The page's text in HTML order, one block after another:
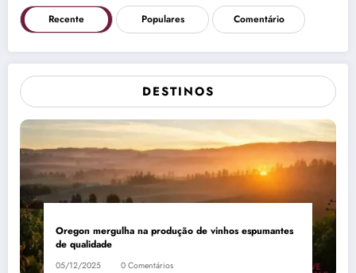
Recente Populares Comentário
DESTINOS
Oregon mergulha na produção de vinhos espumantes
de qualidade
05/12/2025 0 Comentários